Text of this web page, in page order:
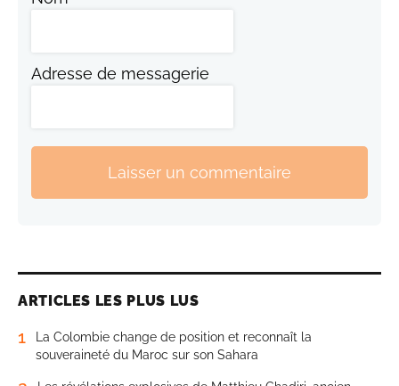
Adresse de messagerie
Laisser un commentaire
ARTICLES LES PLUS LUS
1
La Colombie change de position et reconnaît la
souveraineté du Maroc sur son Sahara